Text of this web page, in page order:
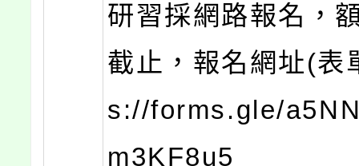
研習採網路報名，
截止，報名網址(表
s://forms.gle/
m3KF8u5